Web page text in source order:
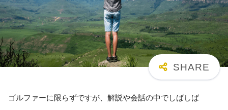
ゴルファーに限らずですが、解説や会話の中でしばしば